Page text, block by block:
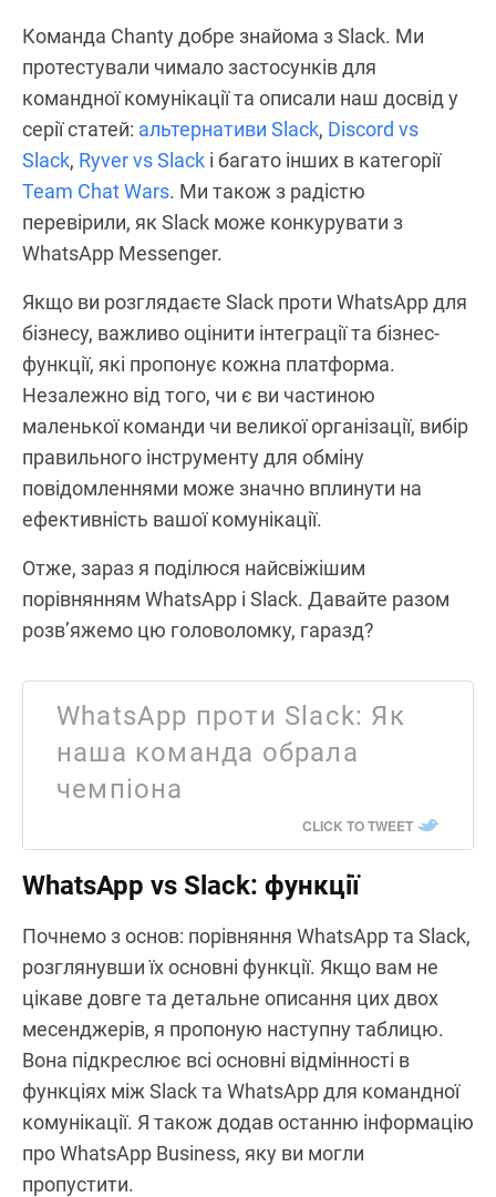
Команда Chanty добре знайома з Slack. Ми
протестували чимало застосунків для
командної комунікації та описали наш досвід у
серії статей: альтернативи Slack, Discord vs
Slack, Ryver vs Slack і багато інших в категорії
Team Chat Wars. Ми також з радістю
перевірили, як Slack може конкурувати з
WhatsApp Messenger.
Якщо ви розглядаєте Slack проти WhatsApp для
бізнесу, важливо оцінити інтеграції та бізнес-
функції, які пропонує кожна платформа.
Незалежно від того, чи є ви частиною
маленької команди чи великої організації, вибір
правильного інструменту для обміну
повідомленнями може значно вплинути на
ефективність вашої комунікації.
Отже, зараз я поділюся найсвіжішим
порівнянням WhatsApp і Slack. Давайте разом
розв’яжемо цю головоломку, гаразд?
WhatsApp проти Slack: Як
наша команда обрала
чемпіона
CLICK TO TWEET
WhatsApp vs Slack: функції
Почнемо з основ: порівняння WhatsApp та Slack,
розглянувши їх основні функції. Якщо вам не
цікаве довге та детальне описання цих двох
месенджерів, я пропоную наступну таблицю.
Вона підкреслює всі основні відмінності в
функціях між Slack та WhatsApp для командної
комунікації. Я також додав останню інформацію
про WhatsApp Business, яку ви могли
пропустити.